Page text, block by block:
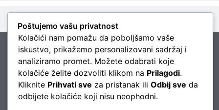
Flex Invest doo
Poštujemo vašu privatnost
Kolačići nam pomažu da poboljšamo vaše
iskustvo, prikažemo personalizovani sadržaj i
analiziramo promet. Možete odabrati koje
kolačiće želite dozvoliti klikom na Prilagodi.
Kliknite Prihvati sve za pristanak ili Odbij sve da
odbijete kolačiće koji nisu neophodni.